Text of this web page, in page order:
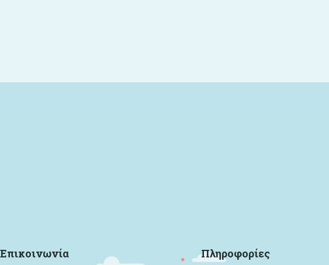
Επικοινωνία Πληροφορίες